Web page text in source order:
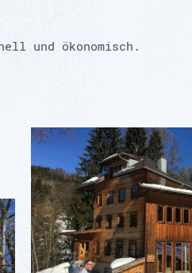
und ökonomisch.